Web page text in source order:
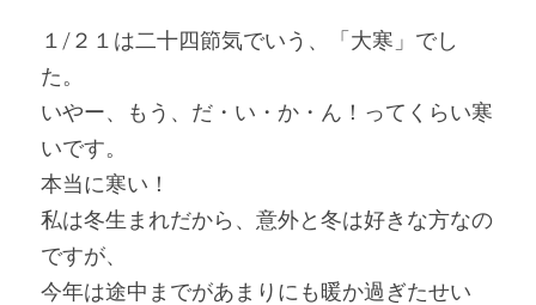
１/２１は二十四節気でいう、「大寒」でし
た。
いやー、もう、だ・い・か・ん！ってくらい寒
いです。
本当に寒い！
私は冬生まれだから、意外と冬は好きな方なの
ですが、
今年は途中までがあまりにも暖か過ぎたせい